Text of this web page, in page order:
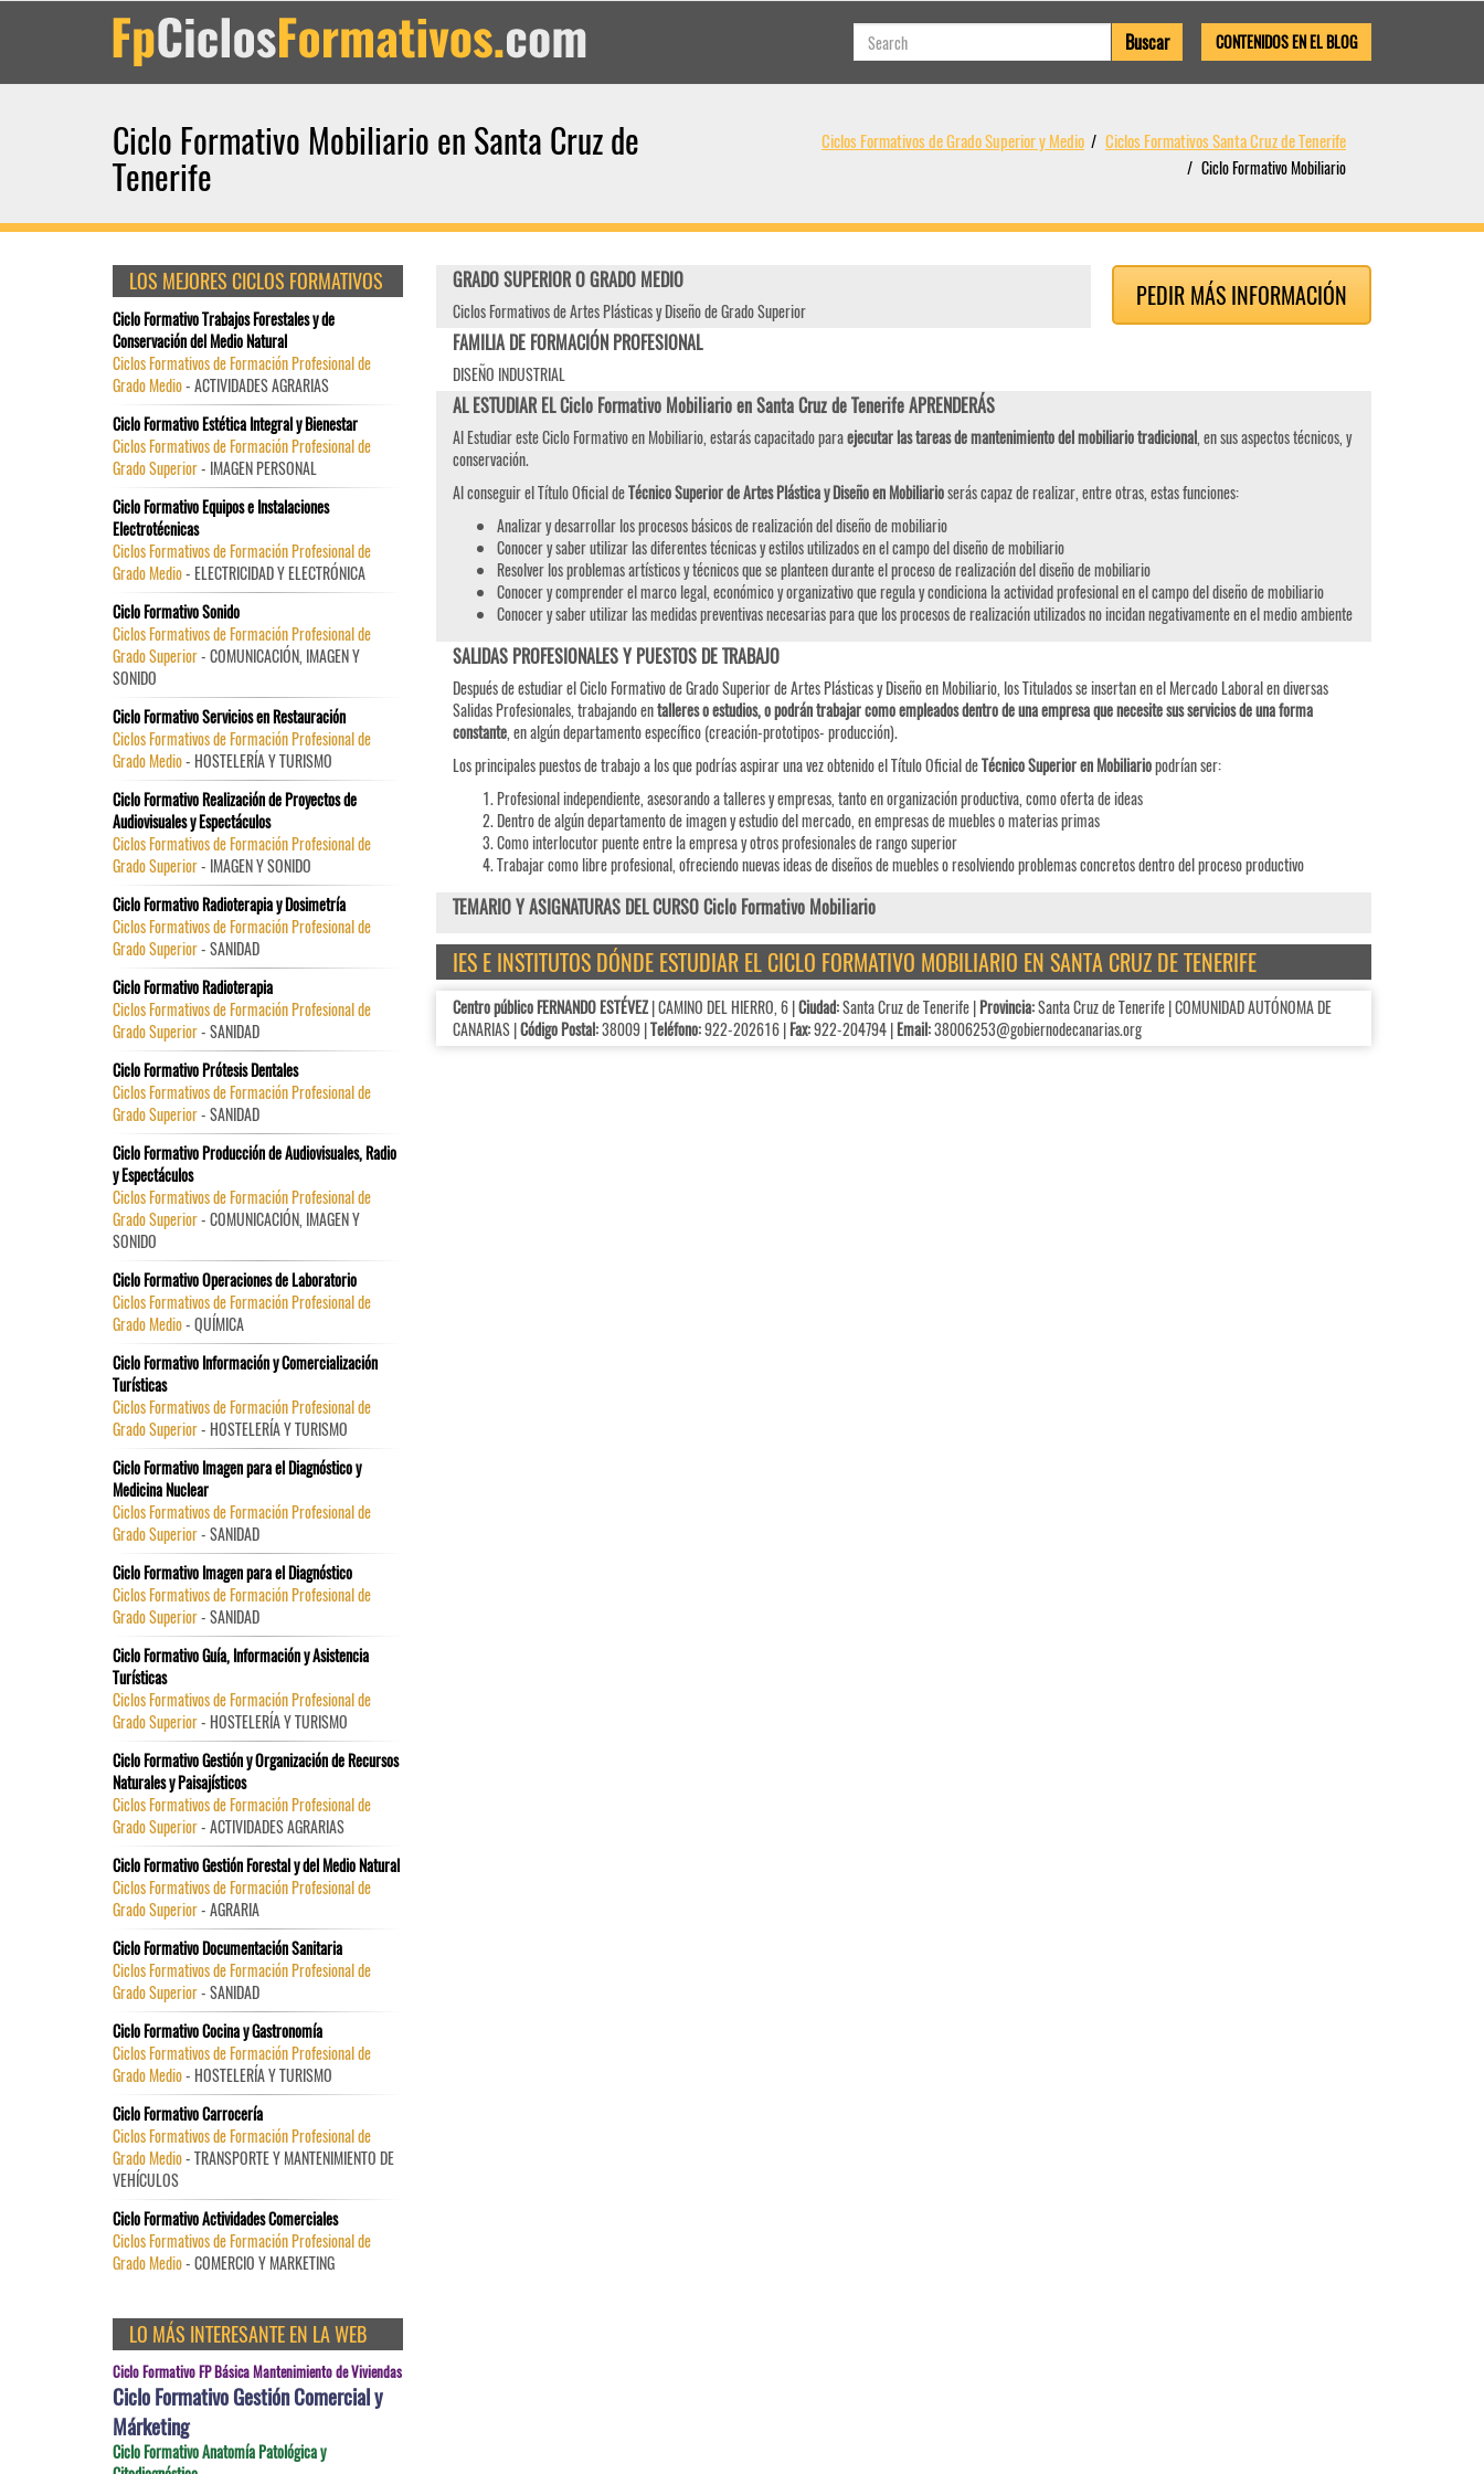
CONTENIDOS EN EL BLOG
Ciclo Formativo Mobiliario en Santa Cruz de
Tenerife
Ciclos Formativos de Grado Superior y Medio Ciclos Formativos Santa Cruz de Tenerife
Ciclo Formativo Mobiliario
PEDIR MÁS INFORMACIÓN
GRADO SUPERIOR O GRADO MEDIO
Ciclos Formativos de Artes Plásticas y Diseño de Grado Superior
FAMILIA DE FORMACIÓN PROFESIONAL
DISEÑO INDUSTRIAL
AL ESTUDIAR EL Ciclo Formativo Mobiliario en Santa Cruz de Tenerife APRENDERÁS
Al Estudiar este Ciclo Formativo en Mobiliario, estarás capacitado paraejecutar las tareas de mantenimiento del mobiliario tradicional, en sus aspectos técnicos, y
conservación.
Al conseguir el Título Oficial deTécnico Superior de Artes Plástica y Diseño en Mobiliarioserás capaz de realizar, entre otras, estas funciones:
Analizar y desarrollar los procesos básicos de realización del diseño de mobiliario
Conocer y saber utilizar las diferentes técnicas y estilos utilizados en el campo del diseño de mobiliario
Resolver los problemas artísticos y técnicos que se planteen durante el proceso de realización del diseño de mobiliario
Conocer y comprender el marco legal, económico y organizativo que regula y condiciona la actividad profesional en el campo del diseño de mobiliario
Conocer y saber utilizar las medidas preventivas necesarias para que los procesos de realización utilizados no incidan negativamente en el medio ambiente
SALIDAS PROFESIONALES Y PUESTOS DE TRABAJO
Después de estudiar el Ciclo Formativo de Grado Superior de Artes Plásticas y Diseño en Mobiliario, los Titulados se insertan en el Mercado Laboral en diversas
Salidas Profesionales, trabajando entalleres o estudios, o podrán trabajar como empleados dentro de una empresa que necesite sus servicios de una forma
constante, en algún departamento específico (creación-prototipos- producción).
Los principales puestos de trabajo a los que podrías aspirar una vez obtenido el Título Oficial deTécnico Superior en Mobiliariopodrían ser:
Profesional independiente, asesorando a talleres y empresas, tanto en organización productiva, como oferta de ideas
Dentro de algún departamento de imagen y estudio del mercado, en empresas de muebles o materias primas
Como interlocutor puente entre la empresa y otros profesionales de rango superior
Trabajar como libre profesional, ofreciendo nuevas ideas de diseños de muebles o resolviendo problemas concretos dentro del proceso productivo
TEMARIO Y ASIGNATURAS DEL CURSO Ciclo Formativo Mobiliario
IES E INSTITUTOS DÓNDE ESTUDIAR EL CICLO FORMATIVO MOBILIARIO EN SANTA CRUZ DE TENERIFE
Centro público FERNANDO ESTÉVEZ| CAMINO DEL HIERRO, 6 |Ciudad:Santa Cruz de Tenerife |Provincia:Santa Cruz de Tenerife | COMUNIDAD AUTÓNOMA DE
CANARIAS |Código Postal:38009 |Teléfono:922-202616 |Fax:922-204794 |Email:38006253@gobiernodecanarias.org
LOS MEJORES CICLOS FORMATIVOS
Ciclo Formativo Trabajos Forestales y de
Conservación del Medio Natural
Ciclos Formativos de Formación Profesional de
Grado Medio- ACTIVIDADES AGRARIAS
Ciclo Formativo Estética Integral y Bienestar
Ciclos Formativos de Formación Profesional de
Grado Superior- IMAGEN PERSONAL
Ciclo Formativo Equipos e Instalaciones
Electrotécnicas
Ciclos Formativos de Formación Profesional de
Grado Medio- ELECTRICIDAD Y ELECTRÓNICA
Ciclo Formativo Sonido
Ciclos Formativos de Formación Profesional de
Grado Superior- COMUNICACIÓN, IMAGEN Y
SONIDO
Ciclo Formativo Servicios en Restauración
Ciclos Formativos de Formación Profesional de
Grado Medio- HOSTELERÍA Y TURISMO
Ciclo Formativo Realización de Proyectos de
Audiovisuales y Espectáculos
Ciclos Formativos de Formación Profesional de
Grado Superior- IMAGEN Y SONIDO
Ciclo Formativo Radioterapia y Dosimetría
Ciclos Formativos de Formación Profesional de
Grado Superior- SANIDAD
Ciclo Formativo Radioterapia
Ciclos Formativos de Formación Profesional de
Grado Superior- SANIDAD
Ciclo Formativo Prótesis Dentales
Ciclos Formativos de Formación Profesional de
Grado Superior- SANIDAD
Ciclo Formativo Producción de Audiovisuales, Radio
y Espectáculos
Ciclos Formativos de Formación Profesional de
Grado Superior- COMUNICACIÓN, IMAGEN Y
SONIDO
Ciclo Formativo Operaciones de Laboratorio
Ciclos Formativos de Formación Profesional de
Grado Medio- QUÍMICA
Ciclo Formativo Información y Comercialización
Turísticas
Ciclos Formativos de Formación Profesional de
Grado Superior- HOSTELERÍA Y TURISMO
Ciclo Formativo Imagen para el Diagnóstico y
Medicina Nuclear
Ciclos Formativos de Formación Profesional de
Grado Superior- SANIDAD
Ciclo Formativo Imagen para el Diagnóstico
Ciclos Formativos de Formación Profesional de
Grado Superior- SANIDAD
Ciclo Formativo Guía, Información y Asistencia
Turísticas
Ciclos Formativos de Formación Profesional de
Grado Superior- HOSTELERÍA Y TURISMO
Ciclo Formativo Gestión y Organización de Recursos
Naturales y Paisajísticos
Ciclos Formativos de Formación Profesional de
Grado Superior- ACTIVIDADES AGRARIAS
Ciclo Formativo Gestión Forestal y del Medio Natural
Ciclos Formativos de Formación Profesional de
Grado Superior- AGRARIA
Ciclo Formativo Documentación Sanitaria
Ciclos Formativos de Formación Profesional de
Grado Superior- SANIDAD
Ciclo Formativo Cocina y Gastronomía
Ciclos Formativos de Formación Profesional de
Grado Medio- HOSTELERÍA Y TURISMO
Ciclo Formativo Carrocería
Ciclos Formativos de Formación Profesional de
Grado Medio- TRANSPORTE Y MANTENIMIENTO DE
VEHÍCULOS
Ciclo Formativo Actividades Comerciales
Ciclos Formativos de Formación Profesional de
Grado Medio- COMERCIO Y MARKETING
LO MÁS INTERESANTE EN LA WEB
Ciclo Formativo FP Básica Mantenimiento de Viviendas
Ciclo Formativo Gestión Comercial y
Márketing
Ciclo Formativo Anatomía Patológica y